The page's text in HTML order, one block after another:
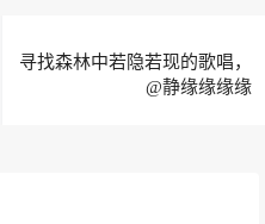
寻找森林中若隐若现的歌唱，
@静缘缘缘缘